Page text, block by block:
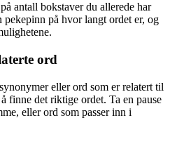
antall bokstaver du allerede har
på hvor langt ordet er, og
ord
eller ord som er relatert til
det riktige ordet. Ta en pause
eller ord som passer inn i